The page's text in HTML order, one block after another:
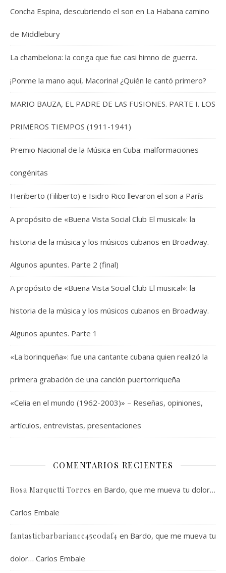
Concha Espina, descubriendo el son en La Habana camino
de Middlebury
La chambelona: la conga que fue casi himno de guerra.
¡Ponme la mano aquí, Macorina! ¿Quién le cantó primero?
MARIO BAUZA, EL PADRE DE LAS FUSIONES. PARTE I. LOS
PRIMEROS TIEMPOS (1911-1941)
Premio Nacional de la Música en Cuba: malformaciones
congénitas
Heriberto (Filiberto) e Isidro Rico llevaron el son a París
A propósito de «Buena Vista Social Club El musical»: la
historia de la música y los músicos cubanos en Broadway.
Algunos apuntes. Parte 2 (final)
A propósito de «Buena Vista Social Club El musical»: la
historia de la música y los músicos cubanos en Broadway.
Algunos apuntes. Parte 1
«La borinqueña»: fue una cantante cubana quien realizó la
primera grabación de una canción puertorriqueña
«Celia en el mundo (1962-2003)» – Reseñas, opiniones,
artículos, entrevistas, presentaciones
COMENTARIOS RECIENTES
Rosa Marquetti Torres en Bardo, que me mueva tu dolor…
Carlos Embale
fantasticbarbariance45e0daf4 en Bardo, que me mueva tu
dolor… Carlos Embale